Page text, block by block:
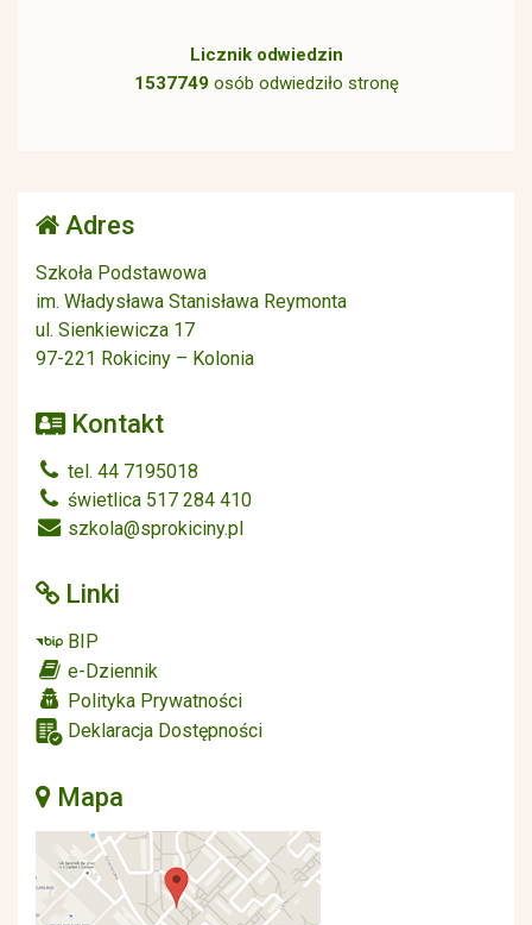
Licznik odwiedzin
1537749osób odwiedziło stronę
Adres
Szkoła Podstawowa
im. Władysława Stanisława Reymonta
ul. Sienkiewicza 17
97-221 Rokiciny – Kolonia
Kontakt
tel. 44 7195018
świetlica 517 284 410
szkola@sprokiciny.pl
Linki
BIP
e-Dziennik
Polityka Prywatności
Deklaracja Dostępności
Mapa